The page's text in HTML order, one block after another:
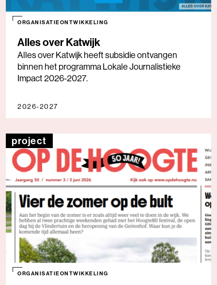
Alles over Katwijk
ORGANISATIEONTWIKKELING
Alles over Katwijk heeft subsidie ontvangen
binnen het programma Lokale Journalistieke
Impact 2026-2027.
2026-2027
project
ORGANISATIEONTWIKKELING